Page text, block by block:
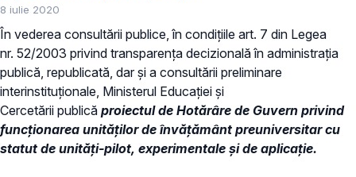
8 iulie 2020
În vederea consultării publice, în condiţiile art. 7 din Legea
nr. 52/2003 privind transparenţa decizională în administraţia
publică, republicată, dar și a consultării preliminare
interinstituționale, Ministerul Educaţiei și
Cercetării publică proiectul de Hotărâre de Guvern privind
funcționarea unităților de învățământ preuniversitar cu
statut de unități-pilot, experimentale și de aplicație.